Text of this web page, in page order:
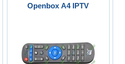
Openbox A4 IPTV